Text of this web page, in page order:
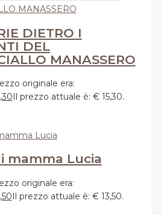
DIETRO I
DEL
MANASSERO
originale era:
Il prezzo attuale è: € 15,30.
mamma Lucia
originale era:
Il prezzo attuale è: € 13,50.